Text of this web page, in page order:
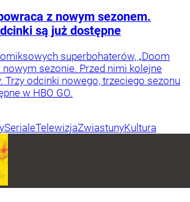
z nowym sezonem.
są już dostępne
superbohaterów, „Doom
nowym sezonie. Przed nimi kolejne
Trzy odcinki nowego, trzeciego sezonu
w HBO GO.
SerialeTelewizjaZwiastunyKultura